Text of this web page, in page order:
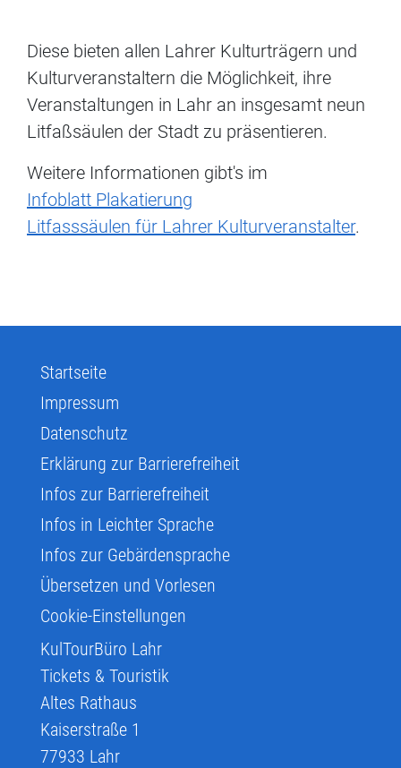
Diese bieten allen Lahrer Kulturträgern und
Kulturveranstaltern die Möglichkeit, ihre
Veranstaltungen in Lahr an insgesamt neun
Litfaßsäulen der Stadt zu präsentieren.
Weitere Informationen gibt's im
Infoblatt Plakatierung
Litfasssäulen für Lahrer Kulturveranstalter.
Startseite
Impressum
Datenschutz
Erklärung zur Barrierefreiheit
Infos zur Barrierefreiheit
Infos in Leichter Sprache
Infos zur Gebärdensprache
Übersetzen und Vorlesen
Cookie-Einstellungen
KulTourBüro Lahr
Tickets & Touristik
Altes Rathaus
Kaiserstraße 1
77933 Lahr